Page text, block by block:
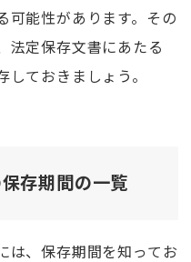
可能性があります。その
法定保存文書にあたる
ておきましょう。
存期間の一覧
は、保存期間を知ってお